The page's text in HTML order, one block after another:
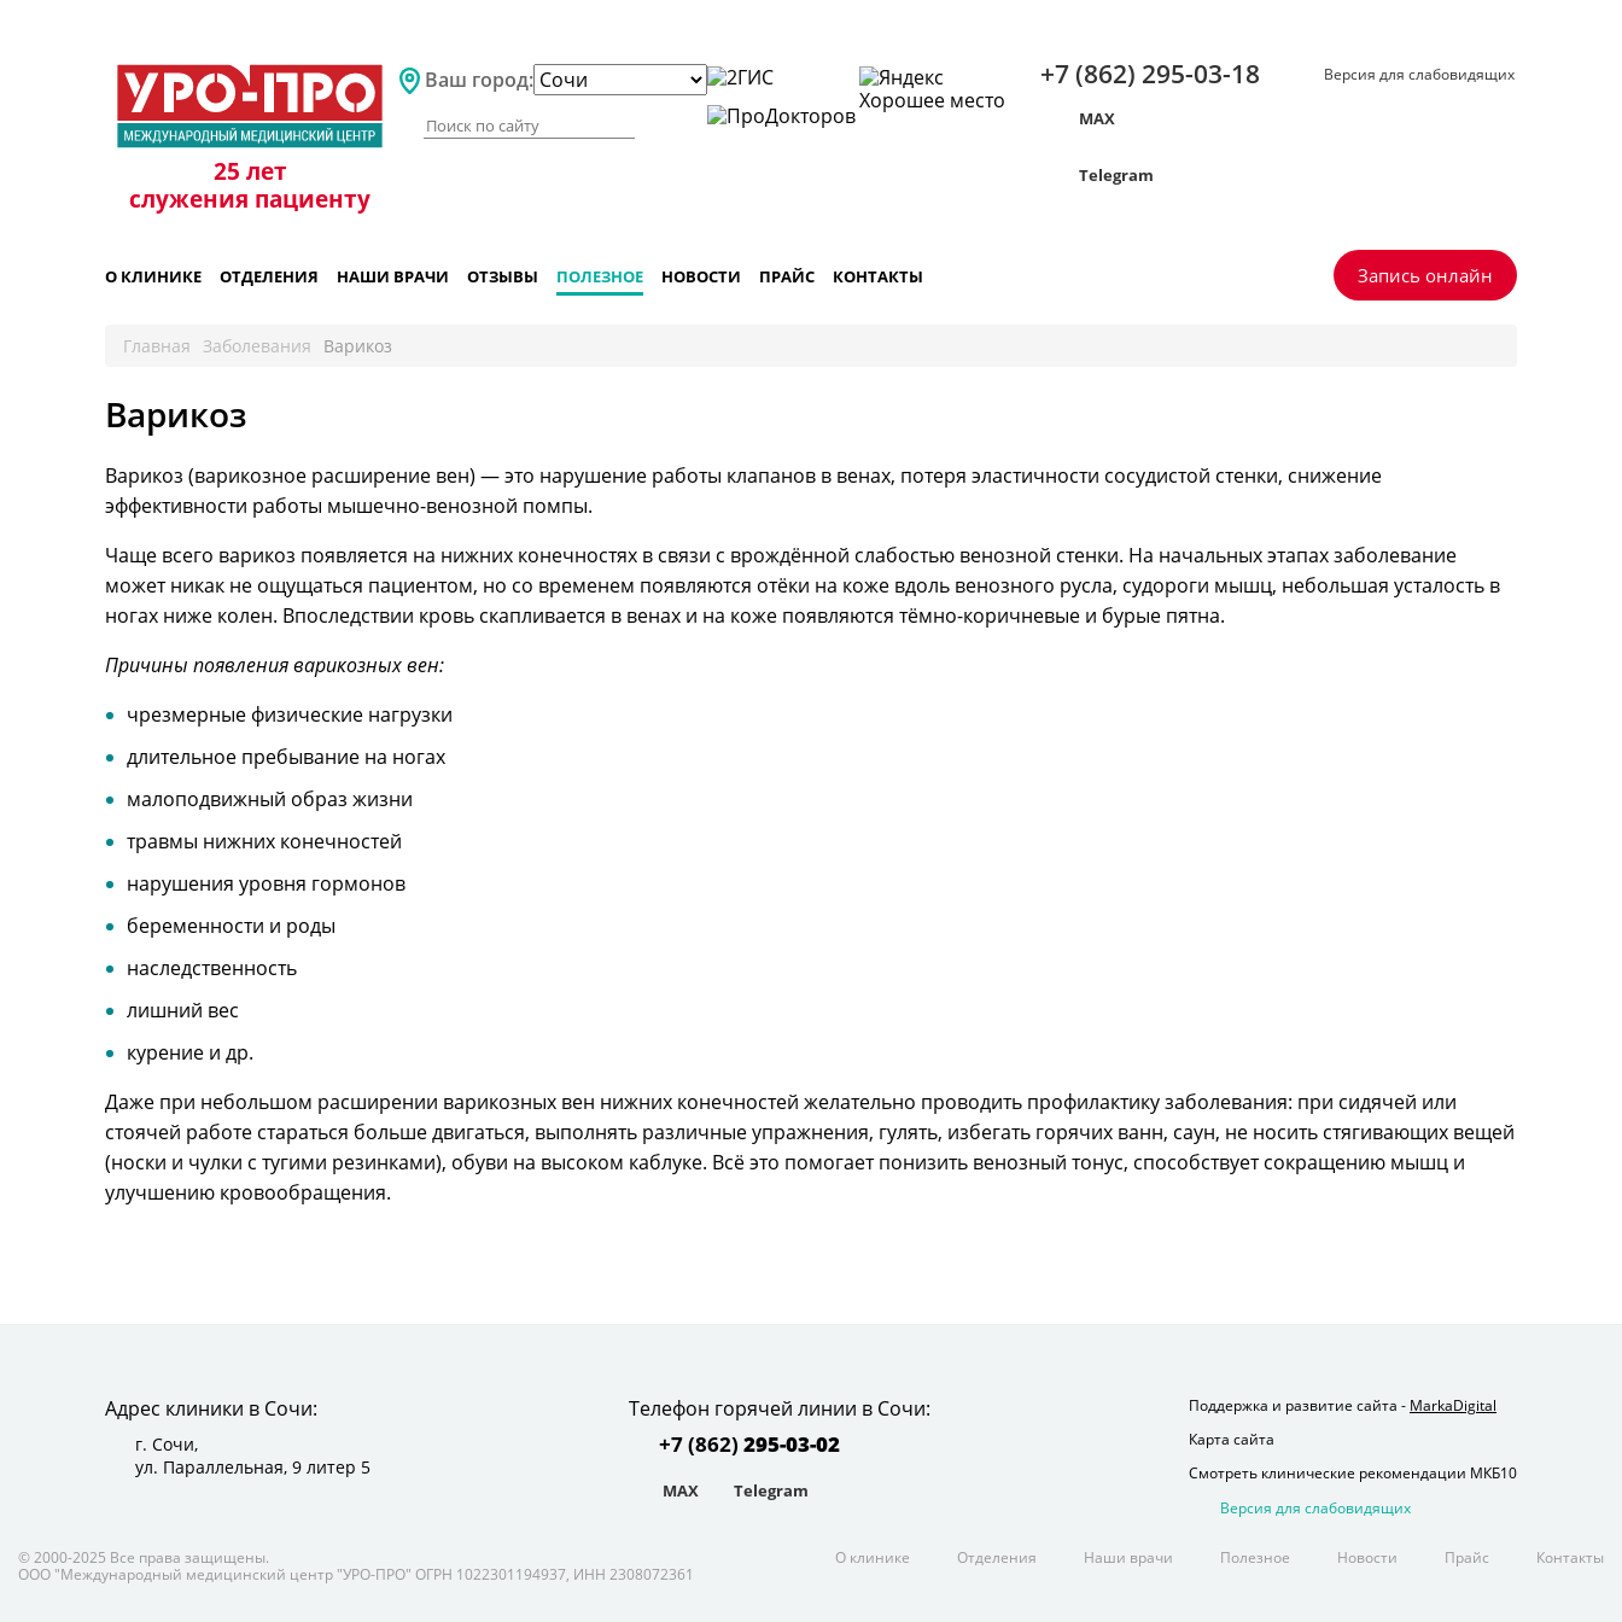
25 лет
служения пациенту
Ваш город: +7 (862) 295-03-18
MAX
Telegram
Версия для слабовидящих
О КЛИНИКЕ ОТДЕЛЕНИЯ НАШИ ВРАЧИ ОТЗЫВЫ ПОЛЕЗНОЕ НОВОСТИ ПРАЙС КОНТАКТЫ Запись онлайн
Главная Заболевания Варикоз
Варикоз
Варикоз (варикозное расширение вен) — это нарушение работы клапанов в венах, потеря эластичности сосудистой стенки, снижение
эффективности работы мышечно-венозной помпы.
Чаще всего варикоз появляется на нижних конечностях в связи с врождённой слабостью венозной стенки. На начальных этапах заболевание
может никак не ощущаться пациентом, но со временем появляются отёки на коже вдоль венозного русла, судороги мышц, небольшая усталость в
ногах ниже колен. Впоследствии кровь скапливается в венах и на коже появляются тёмно-коричневые и бурые пятна.
Причины появления варикозных вен:
чрезмерные физические нагрузки
длительное пребывание на ногах
малоподвижный образ жизни
травмы нижних конечностей
нарушения уровня гормонов
беременности и роды
наследственность
лишний вес
курение и др.
Даже при небольшом расширении варикозных вен нижних конечностей желательно проводить профилактику заболевания: при сидячей или
стоячей работе стараться больше двигаться, выполнять различные упражнения, гулять, избегать горячих ванн, саун, не носить стягивающих вещей
(носки и чулки с тугими резинками), обуви на высоком каблуке. Всё это помогает понизить венозный тонус, способствует сокращению мышц и
улучшению кровообращения.
Адрес клиники в Сочи:
г. Сочи,
ул. Параллельная, 9 литер 5
Телефон горячей линии в Сочи:
+7 (862) 295-03-02
MAX Telegram
Поддержка и развитие сайта - MarkaDigital
Карта сайта
Смотреть клинические рекомендации МКБ10
Версия для слабовидящих
© 2000-2025 Все права защищены. О клинике Отделения Наши врачи Полезное Новости Прайс
Контакты
ООО "Международный медицинский центр "УРО-ПРО" ОГРН 1022301194937, ИНН 2308072361